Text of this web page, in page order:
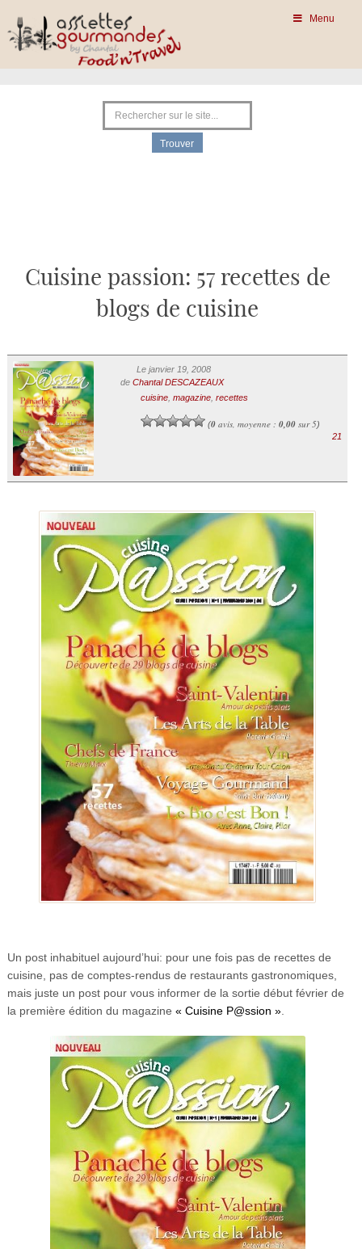
Menu
Cuisine passion: 57 recettes de
blogs de cuisine
Le janvier 19, 2008
de Chantal DESCAZEAUX
cuisine, magazine, recettes
(0avis, moyenne : 0,00sur 5)
21
Un post inhabituel aujourd’hui: pour une fois pas de recettes de
cuisine, pas de comptes-rendus de restaurants gastronomiques,
mais juste un post pour vous informer de la sortie début février de
la première édition du magazine « Cuisine P@ssion ».